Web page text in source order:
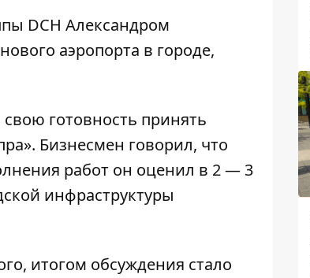
DCH Александром
аэропорта в городе,
готовность принять
Бизнесмен говорил, что
работ он оценил в 2 — 3
инфраструктуры
итогом обсуждения стало